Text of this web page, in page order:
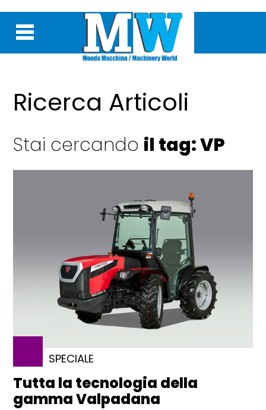
Ricerca Articoli
Stai cercando il tag: VP
SPECIALE
Tutta la tecnologia della
gamma Valpadana